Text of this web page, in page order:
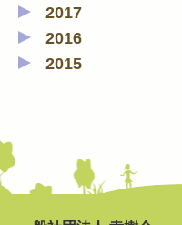
2017
2016
2015